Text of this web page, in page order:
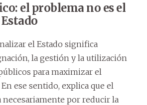
el problema no es el
el Estado significa
la gestión y la utilización
para maximizar el
ese sentido, explica que el
necesariamente por reducir la